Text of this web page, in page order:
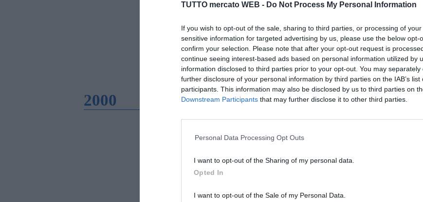
TUTTO mercato WEB - Do Not Process My Personal Information
If you wish to opt-out of the sale, sharing to third parties, or processing of
sensitive information for targeted advertising by us, please use the below opt-
confirm your selection. Please note that after your opt-out request is
continue seeing interest-based ads based on personal information utilized by
information disclosed to third parties prior to your opt-out. You may
further disclosure of your personal information by third parties on the IAB’s list
participants. This information may also be disclosed by us to third parties on
Downstream Participants that may further disclose it to other third parties.
Personal Data Processing Opt Outs
I want to opt-out of the Sharing of my personal data.
Opted In
I want to opt-out of the Sale of my Personal Data.
2000